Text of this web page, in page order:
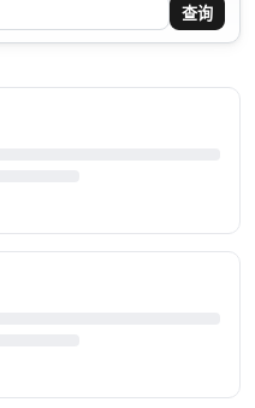
查询